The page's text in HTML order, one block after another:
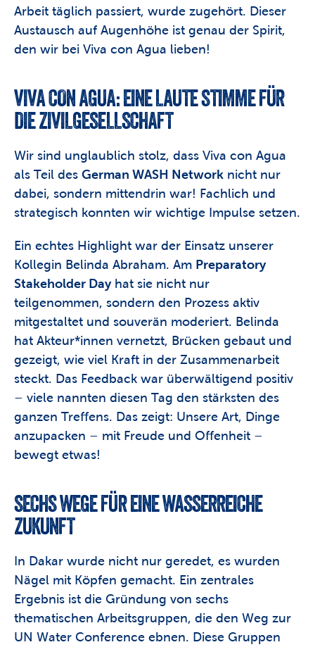
Arbeit täglich passiert, wurde zugehört. Dieser
Austausch auf Augenhöhe ist genau der Spirit,
den wir bei Viva con Agua lieben!
VIVA CON AGUA: EINE LAUTE STIMME FÜR
DIE ZIVILGESELLSCHAFT
Wir sind unglaublich stolz, dass Viva con Agua
als Teil des German WASH Network nicht nur
dabei, sondern mittendrin war! Fachlich und
strategisch konnten wir wichtige Impulse setzen.
Ein echtes Highlight war der Einsatz unserer
Kollegin Belinda Abraham. Am Preparatory
Stakeholder Day hat sie nicht nur
teilgenommen, sondern den Prozess aktiv
mitgestaltet und souverän moderiert. Belinda
hat Akteur*innen vernetzt, Brücken gebaut und
gezeigt, wie viel Kraft in der Zusammenarbeit
steckt. Das Feedback war überwältigend positiv
– viele nannten diesen Tag den stärksten des
ganzen Treffens. Das zeigt: Unsere Art, Dinge
anzupacken – mit Freude und Offenheit –
bewegt etwas!
SECHS WEGE FÜR EINE WASSERREICHE
ZUKUNFT
In Dakar wurde nicht nur geredet, es wurden
Nägel mit Köpfen gemacht. Ein zentrales
Ergebnis ist die Gründung von sechs
thematischen Arbeitsgruppen, die den Weg zur
UN Water Conference ebnen. Diese Gruppen